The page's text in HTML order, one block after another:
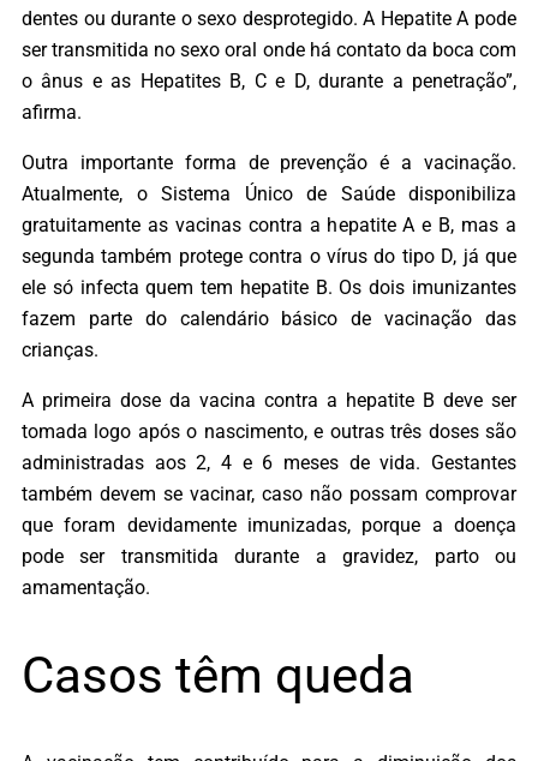
dentes ou durante o sexo desprotegido. A Hepatite A pode
ser transmitida no sexo oral onde há contato da boca com
o ânus e as Hepatites B, C e D, durante a penetração”,
afirma.
Outra importante forma de prevenção é a vacinação.
Atualmente, o Sistema Único de Saúde disponibiliza
gratuitamente as vacinas contra a hepatite A e B, mas a
segunda também protege contra o vírus do tipo D, já que
ele só infecta quem tem hepatite B. Os dois imunizantes
fazem parte do calendário básico de vacinação das
crianças.
A primeira dose da vacina contra a hepatite B deve ser
tomada logo após o nascimento, e outras três doses são
administradas aos 2, 4 e 6 meses de vida. Gestantes
também devem se vacinar, caso não possam comprovar
que foram devidamente imunizadas, porque a doença
pode ser transmitida durante a gravidez, parto ou
amamentação.
Casos têm queda